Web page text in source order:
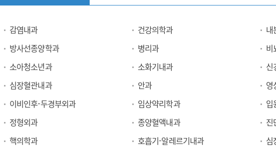
감염내과 건강의학과 내
방사선종양학과 병리과 비
소아청소년과 소화기내과 신
심장혈관내과 안과 영
이비인후-두경부외과 임상약리학과 입
정형외과 종양혈액내과 진
핵의학과 호흡기-알레르기내과
심